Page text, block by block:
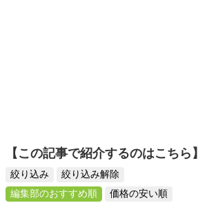
【この記事で紹介するのはこちら】
絞り込み
絞り込み解除
編集部のおすすめ順
価格の安い順